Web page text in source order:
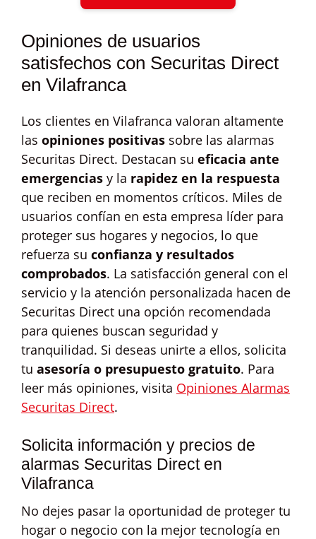
Opiniones de usuarios
satisfechos con Securitas Direct
en Vilafranca
Los clientes en Vilafranca valoran altamente
las opiniones positivas sobre las alarmas
Securitas Direct. Destacan su eficacia ante
emergencias y la rapidez en la respuesta
que reciben en momentos críticos. Miles de
usuarios confían en esta empresa líder para
proteger sus hogares y negocios, lo que
refuerza su confianza y resultados
comprobados. La satisfacción general con el
servicio y la atención personalizada hacen de
Securitas Direct una opción recomendada
para quienes buscan seguridad y
tranquilidad. Si deseas unirte a ellos, solicita
tu asesoría o presupuesto gratuito. Para
leer más opiniones, visita Opiniones Alarmas
Securitas Direct.
Solicita información y precios de
alarmas Securitas Direct en
Vilafranca
No dejes pasar la oportunidad de proteger tu
hogar o negocio con la mejor tecnología en